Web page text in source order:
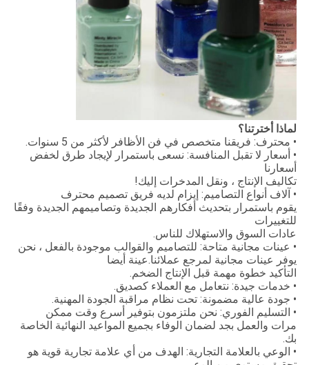
لماذا أخترتنا؟
• محترف: فريقنا متخصص في فن الأظافر لأكثر من 5 سنوات.
• أسعار لا تقبل المنافسة: نسعى باستمرار لإيجاد طرق لخفض
أسعارنا
تكاليف الإنتاج ، ونقل المدخرات إليك!
• آلاف أنواع التصاميم: إيزام لديه فريق تصميم محترف
يقوم باستمرار بتحديث أفكارهم الجديدة وتصاميمهم الجديدة وفقًا
للتغييرات
عادات السوق والاستهلاك للناس.
• عينات مجانية متاحة: للتصاميم والقوالب موجودة بالفعل ، نحن
يوفر عينات مجانية لمرجع عملائنا.عينة أيضا
التأكيد خطوة مهمة قبل الإنتاج الضخم.
• خدمات جيدة: نتعامل مع العملاء كصديق.
• جودة عالية مضمونة: تحت نظام مراقبة الجودة المهنية.
• التسليم الفوري: نحن ملتزمون بتوفير أسرع وقت ممكن
مرات والعمل بجد لضمان الوفاء بجميع المواعيد النهائية الخاصة
بك.
• الوعي بالعلامة التجارية: الهدف من أي علامة تجارية قوية هو